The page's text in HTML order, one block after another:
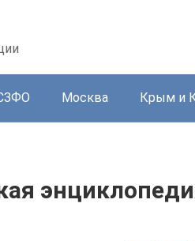
Москва Крым и